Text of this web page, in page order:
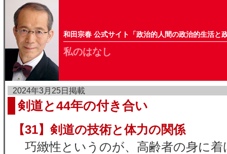
和田宗春 公式サイト「政治的人間の政治的生活と
私のはなし
2024年3月25日掲載
剣道と44年の付き合い
【31】剣道の技術と体力の関係
巧緻性というのが、高齢者の身に着